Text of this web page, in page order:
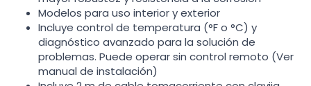
Modelos para uso interior y exterior
Incluye control de temperatura (°F o °C) y
diagnóstico avanzado para la solución de
problemas. Puede operar sin control remoto (Ver
manual de instalación)